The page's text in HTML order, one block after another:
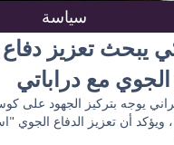
سياسة
يبحث تعزيز
الجوي مع دراباتي
يوجه بتركيز الجهود على
ويؤكد أن تعزيز الدفاع الجوي